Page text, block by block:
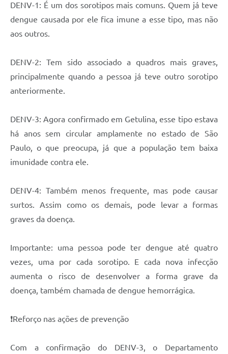
DENV-1: É um dos sorotipos mais comuns. Quem já teve
dengue causada por ele fica imune a esse tipo, mas não
aos outros.
DENV-2: Tem sido associado a quadros mais graves,
principalmente quando a pessoa já teve outro sorotipo
anteriormente.
DENV-3: Agora confirmado em Getulina, esse tipo estava
há anos sem circular amplamente no estado de São
Paulo, o que preocupa, já que a população tem baixa
imunidade contra ele.
DENV-4: Também menos frequente, mas pode causar
surtos. Assim como os demais, pode levar a formas
graves da doença.
Importante: uma pessoa pode ter dengue até quatro
vezes, uma por cada sorotipo. E cada nova infecção
aumenta o risco de desenvolver a forma grave da
doença, também chamada de dengue hemorrágica.
❗️Reforço nas ações de prevenção
Com a confirmação do DENV-3, o Departamento